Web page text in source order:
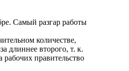
Самый разгар работы
количестве,
длиннее второго, т. к.
правительство